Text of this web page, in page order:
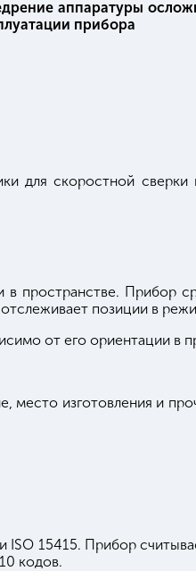
аппаратуры
прибора
для скоростной сверки
пространстве. Прибор
позиции в
от его ориентации в
место изготовления и
ISO 15415. Прибор
кодов.